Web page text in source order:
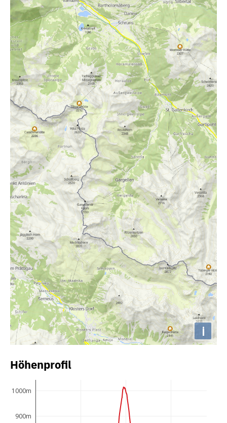
i
Höhenprofil
900m
1000m